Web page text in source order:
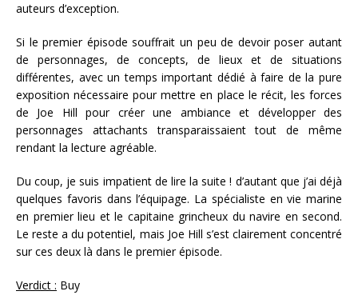
auteurs d’exception.
Si le premier épisode souffrait un peu de devoir poser autant
de personnages, de concepts, de lieux et de situations
différentes, avec un temps important dédié à faire de la pure
exposition nécessaire pour mettre en place le récit, les forces
de Joe Hill pour créer une ambiance et développer des
personnages attachants transparaissaient tout de même
rendant la lecture agréable.
Du coup, je suis impatient de lire la suite ! d’autant que j’ai déjà
quelques favoris dans l’équipage. La spécialiste en vie marine
en premier lieu et le capitaine grincheux du navire en second.
Le reste a du potentiel, mais Joe Hill s’est clairement concentré
sur ces deux là dans le premier épisode.
Verdict : Buy